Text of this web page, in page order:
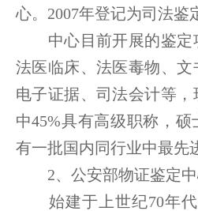
心。2007年登记为司法鉴
中心目前开展的鉴定
法医临床、法医毒物、文
电子证据、司法会计等
中45%具有高级职称，硕
有一批国内同行业中最先
2、公安部物证鉴定
始建于上世纪70年代